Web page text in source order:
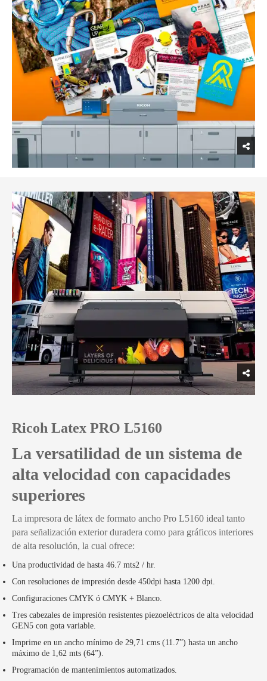
Ricoh Latex PRO L5160
La versatilidad de un sistema de
alta velocidad con capacidades
superiores
La impresora de látex de formato ancho Pro L5160 ideal tanto
para señalización exterior duradera como para gráficos interiores
de alta resolución, la cual ofrece:
Una productividad de hasta 46.7 mts2 / hr.
Con resoluciones de impresión desde 450dpi hasta 1200 dpi.
Configuraciones CMYK ó CMYK + Blanco.
Tres cabezales de impresión resistentes piezoeléctricos de alta velocidad
GEN5 con gota variable.
Imprime en un ancho mínimo de 29,71 cms (11.7”) hasta un ancho
máximo de 1,62 mts (64”).
Programación de mantenimientos automatizados.